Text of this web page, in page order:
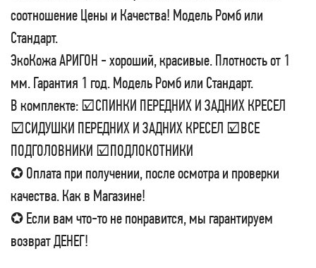
соотношение Цены и Качества! Модель Ромб или
Стандарт.
ЭкоКожа АРИГОН - хороший, красивые. Плотность от 1
мм. Гарантия 1 год. Модель Ромб или Стандарт.
В комплекте: ☑СПИНКИ ПЕРЕДНИХ И ЗАДНИХ КРЕСЕЛ
☑СИДУШКИ ПЕРЕДНИХ И ЗАДНИХ КРЕСЕЛ ☑ВСЕ
ПОДГОЛОВНИКИ ☑ПОДЛОКОТНИКИ
✪ Оплата при получении, после осмотра и проверки
качества. Как в Магазине!
✪ Если вам что-то не понравится, мы гарантируем
возврат ДЕНЕГ!